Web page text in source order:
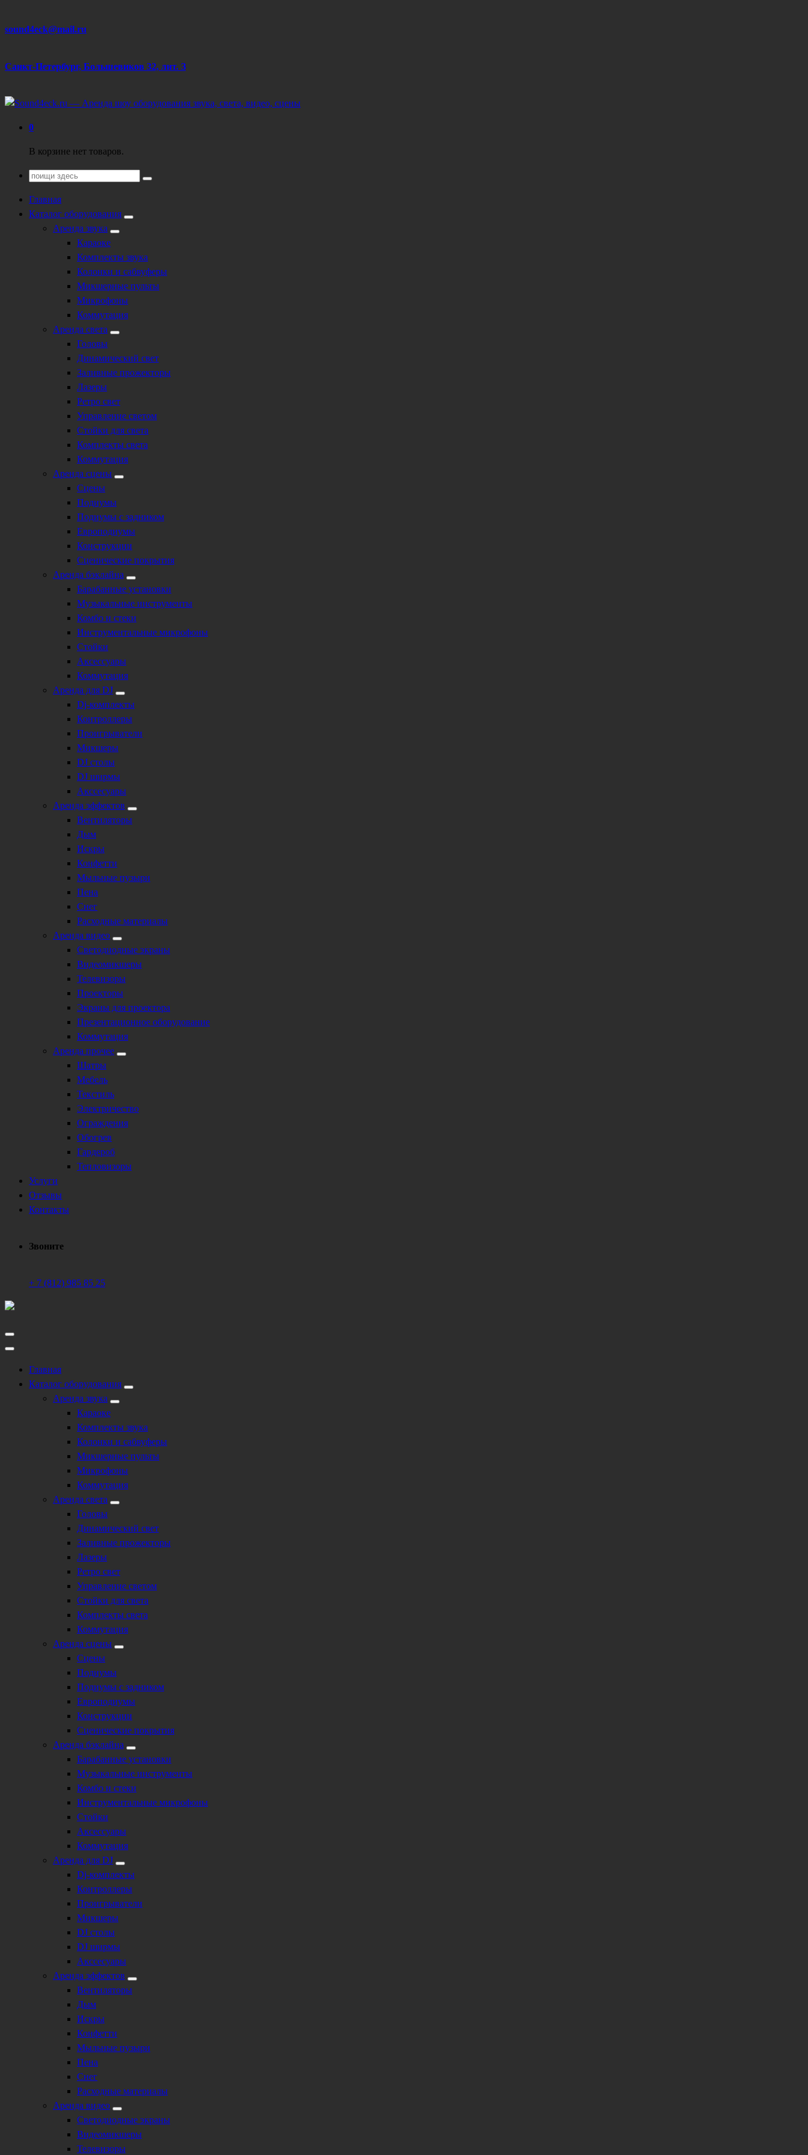
Перейти
sound4eck@mail.ru
Санкт-Петербург, Большевиков 32, лит. З
Техническое обеспечение мероприятий
0
В корзине нет товаров.
Поиск
Главная
Каталог оборудования
Аренда звука
Караоке
Комплекты звука
Колонки и сабвуферы
Микшерные пульты
Микрофоны
Коммутация
Аренда света
Головы
Динамический свет
Заливные прожекторы
Лазеры
Ретро свет
Управление светом
Стойки для света
Комплекты света
Коммутация
Аренда сцены
Сцены
Подиумы
Подиумы с задником
Европодиумы
Конструкции
Сценические покрытия
Аренда бэклайна
Барабанные установки
Музыкальные инструменты
Комбо и стеки
Инструментальные микрофоны
Стойки
Аксессуары
Коммутация
Аренда для DJ
Dj-комплекты
Контроллеры
Проигрыватели
Микшеры
DJ столы
DJ ширмы
Акссесуары
Аренда эффектов
Вентиляторы
Дым
Искры
Конфетти
Мыльные пузыри
Пена
Снег
Расходные материалы
Аренда видео
Светодиодные экраны
Видеомикшеры
Телевизоры
Проекторы
Экраны для проектора
Презентационное оборудование
Коммутация
Аренда прочее
Шатры
Мебель
Текстиль
Электричество
Ограждения
Обогрев
Гардероб
Тепловизоры
Услуги
Отзывы
Контакты
Звоните
+ 7 (812) 985 85 25
Техническое обеспечение мероприятий
Главная
Каталог оборудования
Аренда звука
Караоке
Комплекты звука
Колонки и сабвуферы
Микшерные пульты
Микрофоны
Коммутация
Аренда света
Головы
Динамический свет
Заливные прожекторы
Лазеры
Ретро свет
Управление светом
Стойки для света
Комплекты света
Коммутация
Аренда сцены
Сцены
Подиумы
Подиумы с задником
Европодиумы
Конструкции
Сценические покрытия
Аренда бэклайна
Барабанные установки
Музыкальные инструменты
Комбо и стеки
Инструментальные микрофоны
Стойки
Аксессуары
Коммутация
Аренда для DJ
Dj-комплекты
Контроллеры
Проигрыватели
Микшеры
DJ столы
DJ ширмы
Акссесуары
Аренда эффектов
Вентиляторы
Дым
Искры
Конфетти
Мыльные пузыри
Пена
Снег
Расходные материалы
Аренда видео
Светодиодные экраны
Видеомикшеры
Телевизоры